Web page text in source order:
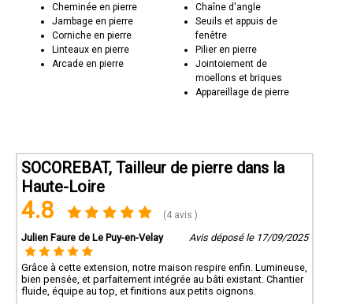
Cheminée en pierre
Jambage en pierre
Corniche en pierre
Linteaux en pierre
Arcade en pierre
Chaîne d'angle
Seuils et appuis de
fenêtre
Pilier en pierre
Jointoiement de
moellons et briques
Appareillage de pierre
SOCOREBAT, Tailleur de pierre dans la
Haute-Loire
4.8 (4 avis )
Julien Faure de Le Puy-en-Velay Avis déposé le 17/09/2025
Grâce à cette extension, notre maison respire enfin. Lumineuse,
bien pensée, et parfaitement intégrée au bâti existant. Chantier
fluide, équipe au top, et finitions aux petits oignons.